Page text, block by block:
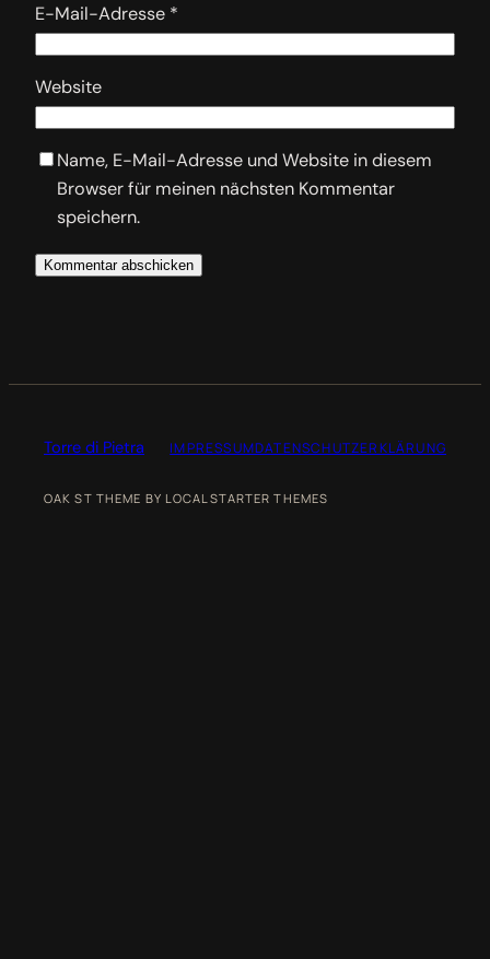
E-Mail-Adresse *
Website
Name, E-Mail-Adresse und Website in diesem
Browser für meinen nächsten Kommentar
speichern.
Torre di Pietra IMPRESSUMDATENSCHUTZERKLÄRUNG
OAK ST THEME BY LOCALSTARTER THEMES